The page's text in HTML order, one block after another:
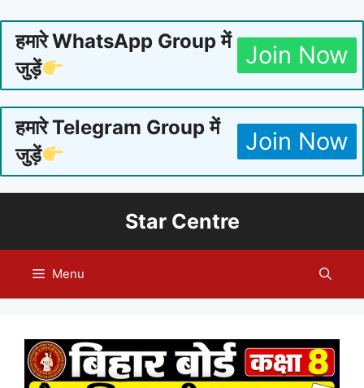
हमारे WhatsApp Group में
जुड़ें
Join Now
हमारे Telegram Group में
जुड़ें
Join Now
Star Centre
Menu